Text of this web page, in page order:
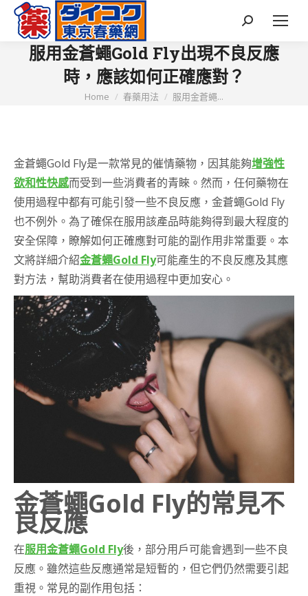
Search:
服用金蒼蠅Gold Fly出現不良反應
時，應該如何正確應對？
You are here:
Home 春藥用法 服用金蒼蠅...
金蒼蠅Gold Fly是一款常見的催情藥物，因其能夠增強性
欲和性快感而受到一些消費者的青睞。然而，任何藥物在
使用過程中都有可能引發一些不良反應，金蒼蠅Gold Fly
也不例外。為了確保在服用該產品時能夠得到最大程度的
安全保障，瞭解如何正確應對可能的副作用非常重要。本
文將詳細介紹金蒼蠅Gold Fly可能產生的不良反應及其應
對方法，幫助消費者在使用過程中更加安心。
金蒼蠅Gold Fly的常見不
良反應
在服用金蒼蠅Gold Fly後，部分用戶可能會遇到一些不良
反應。雖然這些反應通常是短暫的，但它們仍然需要引起
重視。常見的副作用包括：